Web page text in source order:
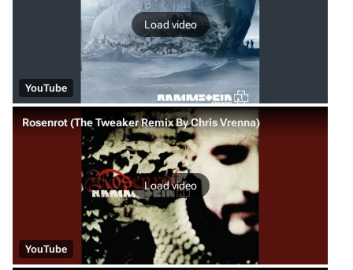
Load video
YouTube
Rosenrot (The Tweaker Remix By Chris Vrenna)
Load video
YouTube